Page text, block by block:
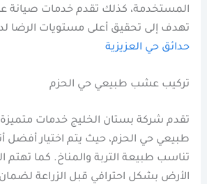
المستخدمة، كذلك تقدم خدمات صيانة
تهدف إلى تحقيق أعلى مستويات الرضا
حدائق حي العزيزية
تركيب عشب طبيعي حي الحزم
تقدم شركة بستان الخليج خدمات
طبيعي حي الحزم، حيث يتم اختيار أفضل
تناسب طبيعة التربة والمناخ. كما تهتم
الأرض بشكل احترافي قبل الزراعة